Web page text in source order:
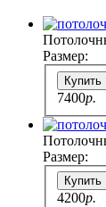
Размер:
Купить
7400p.
Размер:
Купить
4200p.